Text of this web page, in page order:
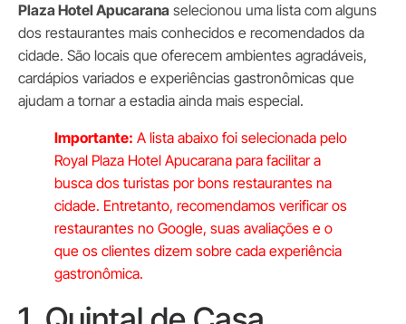
Plaza Hotel Apucarana selecionou uma lista com alguns
dos restaurantes mais conhecidos e recomendados da
cidade. São locais que oferecem ambientes agradáveis,
cardápios variados e experiências gastronômicas que
ajudam a tornar a estadia ainda mais especial.
Importante: A lista abaixo foi selecionada pelo
Royal Plaza Hotel Apucarana para facilitar a
busca dos turistas por bons restaurantes na
cidade. Entretanto, recomendamos verificar os
restaurantes no Google, suas avaliações e o
que os clientes dizem sobre cada experiência
gastronômica.